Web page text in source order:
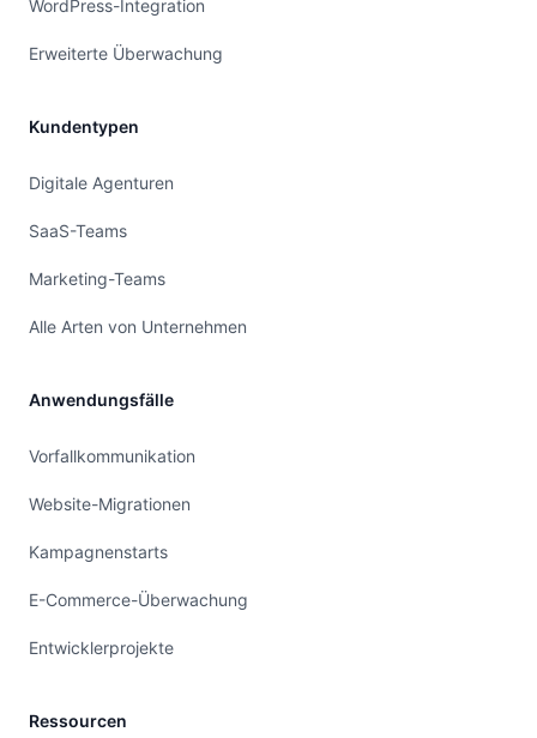
WordPress-Integration
Erweiterte Überwachung
Kundentypen
Digitale Agenturen
SaaS-Teams
Marketing-Teams
Alle Arten von Unternehmen
Anwendungsfälle
Vorfallkommunikation
Website-Migrationen
Kampagnenstarts
E-Commerce-Überwachung
Entwicklerprojekte
Ressourcen